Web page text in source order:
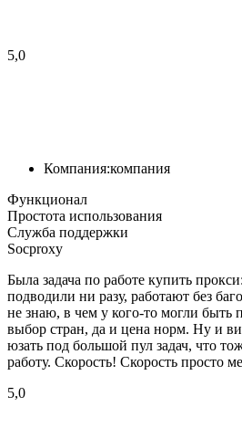
5,0
Компания:компания
Функционал
Простота использования
Служба поддержки
Socproxy
Была задача по работе купить
подводили ни разу, работают без
не знаю, в чем у кого-то могли быть
выбор стран, да и цена норм. Ну и
юзать под большой пул задач, что
работу. Скорость! Скорость просто
5,0